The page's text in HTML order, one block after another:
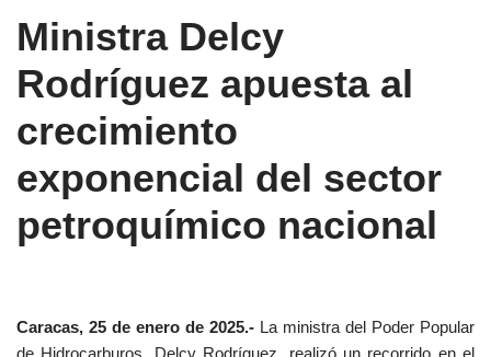
Ministra Delcy
Rodríguez apuesta al
crecimiento
exponencial del sector
petroquímico nacional
Caracas, 25 de enero de 2025.- La ministra del Poder Popular